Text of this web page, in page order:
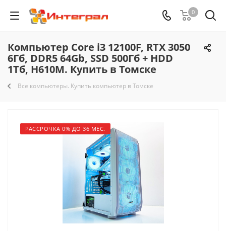
0
Компьютер Core i3 12100F, RTX 3050
6Гб, DDR5 64Gb, SSD 500Гб + HDD
1Тб, H610M. Купить в Томске
Все компьютеры. Купить компьютер в Томске
РАССРОЧКА 0% ДО 36 МЕС.